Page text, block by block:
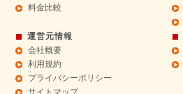
料金比較
運営元情報
会社概要
利用規約
プライバシーポリシー